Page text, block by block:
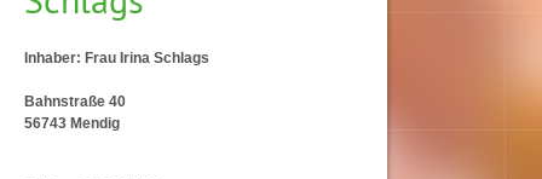
Inhaber: Frau Irina Schlags
Bahnstraße 40
56743 Mendig